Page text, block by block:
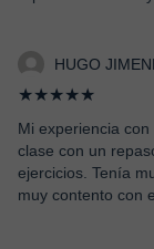
HUGO
★★★★★
Mi experiencia
clase con un
ejercicios. Tenía
muy contento con